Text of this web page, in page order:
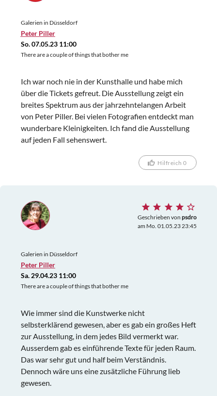
Galerien in Düsseldorf
Peter Piller
So. 07.05.23 11:00
There are a couple of things that bother me
Ich war noch nie in der Kunsthalle und habe mich
über die Tickets gefreut. Die Ausstellung zeigt ein
breites Spektrum aus der jahrzehntelangen Arbeit
von Peter Piller. Bei vielen Fotografien entdeckt man
wunderbare Kleinigkeiten. Ich fand die Ausstellung
auf jeden Fall sehenswert.
Hilfreich 0
Geschrieben von psdro
am Mo. 01.05.23 23:45
Galerien in Düsseldorf
Peter Piller
Sa. 29.04.23 11:00
There are a couple of things that bother me
Wie immer sind die Kunstwerke nicht
selbsterklärend gewesen, aber es gab ein großes Heft
zur Ausstellung, in dem jedes Bild vermerkt war.
Ausserdem gab es einführende Texte für jeden Raum.
Das war sehr gut und half beim Verständnis.
Dennoch wäre uns eine zusätzliche Führung lieb
gewesen.